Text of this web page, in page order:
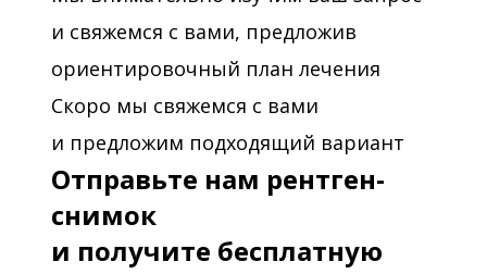
и свяжемся с вами, предложив
ориентировочный план лечения
Скоро мы свяжемся с вами
и предложим подходящий вариант
Отправьте нам рентген-
снимок
и получите бесплатную